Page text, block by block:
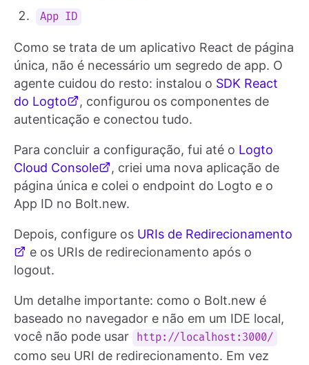
App ID
Como se trata de um aplicativo React de página
única, não é necessário um segredo de app. O
agente cuidou do resto: instalou o SDK React
do Logto
, configurou os componentes de
autenticação e conectou tudo.
Para concluir a configuração, fui até o Logto
Cloud Console
, criei uma nova aplicação de
página única e colei o endpoint do Logto e o
App ID no Bolt.new.
Depois, configure os URIs de Redirecionamento
e os URIs de redirecionamento após o
logout.
Um detalhe importante: como o Bolt.new é
baseado no navegador e não em um IDE local,
você não pode usar
http://localhost:3000/
como seu URI de redirecionamento. Em vez